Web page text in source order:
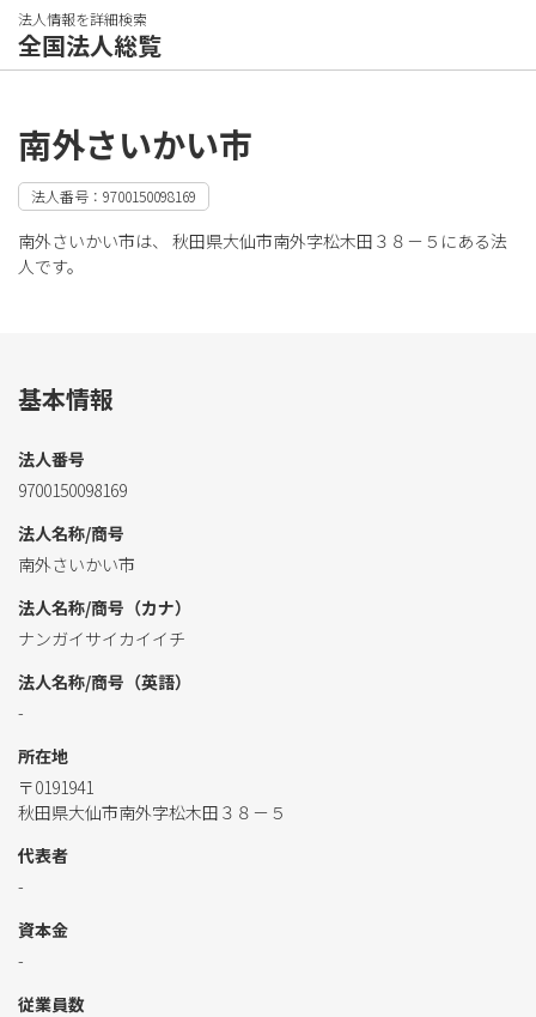
法人情報を詳細検索
全国法人総覧
南外さいかい市
法人番号：9700150098169
南外さいかい市は、 秋田県大仙市南外字松木田３８－５にある法
人です。
基本情報
法人番号
9700150098169
法人名称/商号
南外さいかい市
法人名称/商号（カナ）
ナンガイサイカイイチ
法人名称/商号（英語）
-
所在地
〒0191941
秋田県大仙市南外字松木田３８－５
代表者
-
資本金
-
従業員数